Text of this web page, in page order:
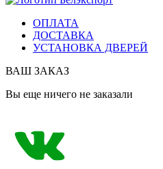
ОПЛАТА
ДОСТАВКА
УСТАНОВКА ДВЕРЕЙ
ВАШ ЗАКАЗ
Вы еще ничего не заказали